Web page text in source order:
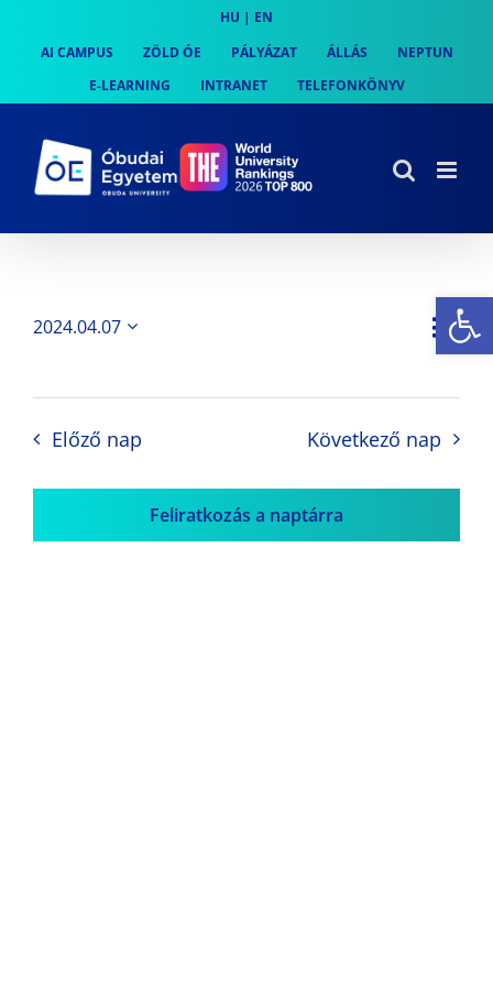
content
HU | EN
AI CAMPUS
ZÖLD ÓE PÁLYÁZAT ÁLLÁS
NEPTUN
E-LEARNING
INTRANET TELEFONKÖNYV
Nap
2024.04.07
Előző nap Következő nap
Feliratkozás a naptárra